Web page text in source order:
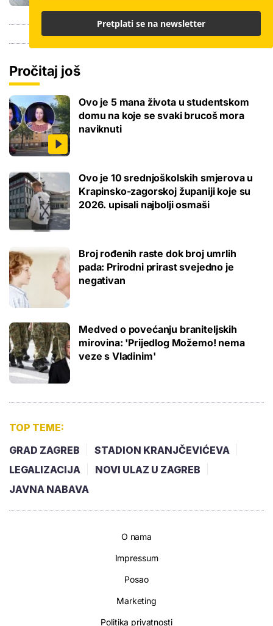
Pročitaj još
Ovo je 5 mana života u studentskom
domu na koje se svaki brucoš mora
naviknuti
Ovo je 10 srednjoškolskih smjerova u
Krapinsko-zagorskoj županiji koje su
2026. upisali najbolji osmaši
Broj rođenih raste dok broj umrlih
pada: Prirodni prirast svejedno je
negativan
Medved o povećanju braniteljskih
mirovina: 'Prijedlog Možemo! nema
veze s Vladinim'
TOP TEME:
GRAD ZAGREB
STADION KRANJČEVIĆEVA
LEGALIZACIJA
NOVI ULAZ U ZAGREB
JAVNA NABAVA
O nama
Impressum
Posao
Marketing
Politika privatnosti
Pretplati se na newsletter